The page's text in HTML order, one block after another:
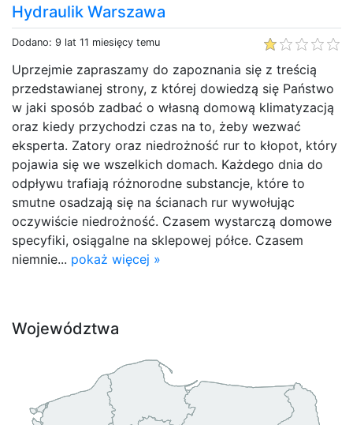
Hydraulik Warszawa
Dodano: 9 lat 11 miesięcy temu
Uprzejmie zapraszamy do zapoznania się z treścią
przedstawianej strony, z której dowiedzą się Państwo
w jaki sposób zadbać o własną domową klimatyzacją
oraz kiedy przychodzi czas na to, żeby wezwać
eksperta. Zatory oraz niedrożność rur to kłopot, który
pojawia się we wszelkich domach. Każdego dnia do
odpływu trafiają różnorodne substancje, które to
smutne osadzają się na ścianach rur wywołując
oczywiście niedrożność. Czasem wystarczą domowe
specyfiki, osiągalne na sklepowej półce. Czasem
niemnie... pokaż więcej »
Województwa